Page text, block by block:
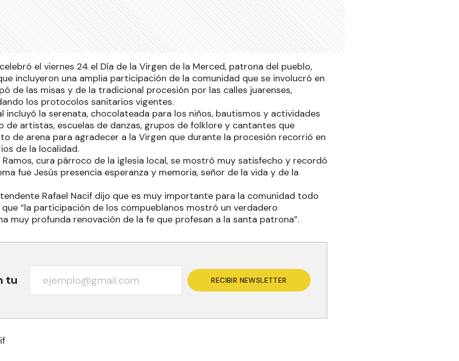
el viernes 24 el Día de la Virgen de la Merced, patrona del pueblo,
incluyeron una amplia participación de la comunidad que se involucró en
de las misas y de la tradicional procesión por las calles juarenses,
los protocolos sanitarios vigentes.
incluyó la serenata, chocolateada para los niños, bautismos y actividades
de artistas, escuelas de danzas, grupos de folklore y cantantes que
de arena para agradecer a la Virgen que durante la procesión recorrió en
de la localidad.
Ramos, cura párroco de la iglesia local, se mostró muy satisfecho y recordó
fue Jesús presencia esperanza y memoria, señor de la vida y de la
Rafael Nacif dijo que es muy importante para la comunidad todo
“la participación de los compueblanos mostró un verdadero
muy profunda renovación de la fe que profesan a la santa patrona”.
tu RECIBIR NEWSLETTER